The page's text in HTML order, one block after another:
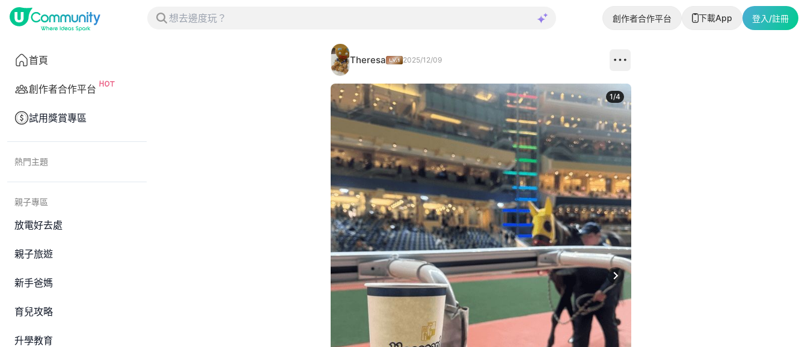
創作者合作平台 下載App 登入/註冊
首頁
創作者合作平台
試用獎賞專區
熱門主題
親子專區
放電好去處
親子旅遊
新手爸媽
育兒攻略
升學教育
Theresa 2025/12/09
Next slide
1/4